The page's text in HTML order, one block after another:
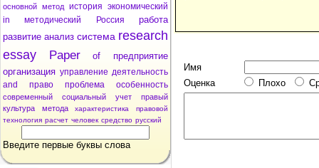
основной метод история экономический
in
методический Россия
работа
развитие анализ система research
essay
Paper of
предприятие
организация управление деятельность
and
право проблема особенность
современный социальный учет
правый
культура
метода характеристика
правовой
технология расчет человек средство русский
Введите первые буквы слова
Имя
Оценка
Плохо